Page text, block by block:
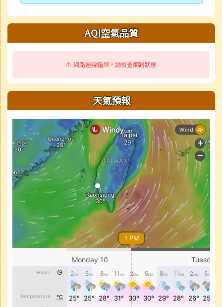
AQI空氣品質
⚠️ 網路連線錯誤，請檢查網路狀態
天氣預報